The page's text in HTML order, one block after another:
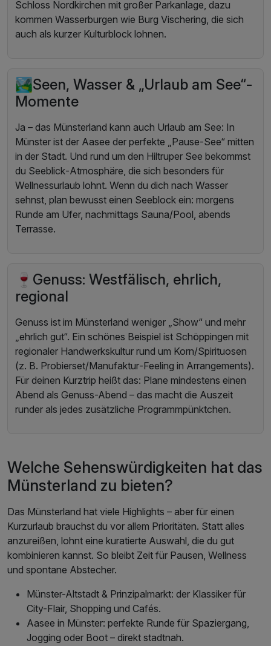
Schloss Nordkirchen mit großer Parkanlage, dazu
kommen Wasserburgen wie Burg Vischering, die sich
auch als kurzer Kulturblock lohnen.
🏞️Seen, Wasser & „Urlaub am See“-
Momente
Ja – das Münsterland kann auch Urlaub am See: In
Münster ist der Aasee der perfekte „Pause‑See“ mitten
in der Stadt. Und rund um den Hiltruper See bekommst
du Seeblick‑Atmosphäre, die sich besonders für
Wellnessurlaub lohnt. Wenn du dich nach Wasser
sehnst, plan bewusst einen Seeblock ein: morgens
Runde am Ufer, nachmittags Sauna/Pool, abends
Terrasse.
🍷Genuss: Westfälisch, ehrlich,
regional
Genuss ist im Münsterland weniger „Show“ und mehr
„ehrlich gut“. Ein schönes Beispiel ist Schöppingen mit
regionaler Handwerkskultur rund um Korn/Spirituosen
(z. B. Probierset/Manufaktur‑Feeling in Arrangements).
Für deinen Kurztrip heißt das: Plane mindestens einen
Abend als Genuss-Abend – das macht die Auszeit
runder als jedes zusätzliche Programmpünktchen.
Welche Sehenswürdigkeiten hat das
Münsterland zu bieten?
Das Münsterland hat viele Highlights – aber für einen
Kurzurlaub brauchst du vor allem Prioritäten. Statt alles
anzureißen, lohnt eine kuratierte Auswahl, die du gut
kombinieren kannst. So bleibt Zeit für Pausen, Wellness
und spontane Abstecher.
Münster-Altstadt & Prinzipalmarkt: der Klassiker für
City-Flair, Shopping und Cafés.
Aasee in Münster: perfekte Runde für Spaziergang,
Jogging oder Boot – direkt stadtnah.